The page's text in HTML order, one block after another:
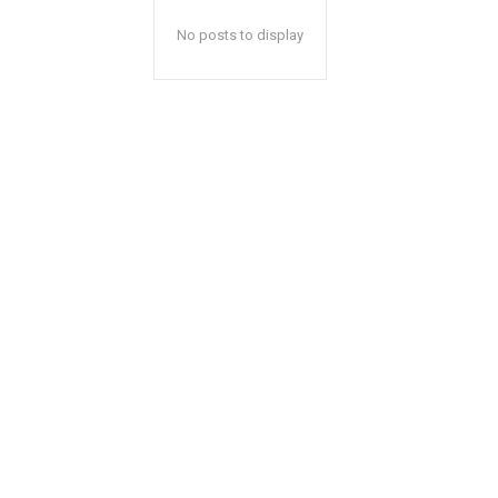
No posts to display